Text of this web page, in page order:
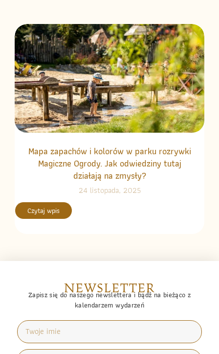
Mapa zapachów i kolorów w parku rozrywki
Magiczne Ogrody. Jak odwiedziny tutaj
działają na zmysły?
24 listopada, 2025
Czytaj wpis
NEWSLETTER
Zapisz się do naszego newslettera i bądź na bieżąco z
kalendarzem wydarzeń